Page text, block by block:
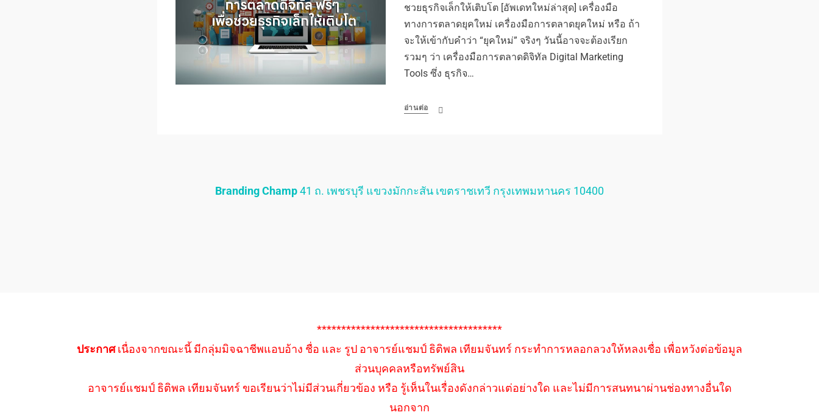
ชวยธุรกิจเล็กให้เติบโต [อัพเดทใหม่ล่าสุด] เครื่องมือ
ทางการตลาดยุคใหม่ เครื่องมือการตลาดยุคใหม่ หรือ ถ้า
จะให้เข้ากับคำว่า “ยุคใหม่” จริงๆ วันนี้อาจจะต้องเรียก
รวมๆ ว่า เครื่องมือการตลาดดิจิทัล Digital Marketing
Tools ซึ่ง ธุรกิจ…
อ่านต่อ
Branding Champ41 ถ. เพชรบุรี แขวงมักกะสัน เขตราชเทวี กรุงเทพมหานคร 10400
**************************************
ประกาศเนื่องจากขณะนี้ มีกลุ่มมิจฉาชีพแอบอ้าง ชื่อ และ รูป อาจารย์แชมป์ ธิติพล เทียมจันทร์ กระทำการหลอกลวงให้หลงเชื่อ เพื่อหวังต่อข้อมูล
ส่วนบุคคลหรือทรัพย์สิน
อาจารย์แชมป์ ธิติพล เทียมจันทร์ ขอเรียนว่าไม่มีส่วนเกี่ยวข้อง หรือ รู้เห็นในเรื่องดังกล่าวแต่อย่างใด และไม่มีการสนทนาผ่านช่องทางอื่นใด
นอกจาก